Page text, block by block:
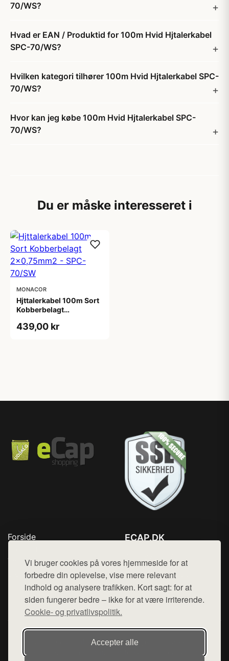
Vi bruger cookies på vores hjemmeside for at
forbedre din oplevelse, vise mere relevant
indhold og analysere trafikken. Kort sagt: for at
siden fungerer bedre – ikke for at være irriterende.
Cookie- og privatlivspolitik.
Accepter alle
70/WS?
Hvad er EAN / Produktid for 100m Hvid Hjtalerkabel
SPC-70/WS?
Hvilken kategori tilhører 100m Hvid Hjtalerkabel SPC-
70/WS?
Hvor kan jeg købe 100m Hvid Hjtalerkabel SPC-
70/WS?
Du er måske interesseret i
MONACOR
Hjttalerkabel 100m Sort
Kobberbelagt
70/SW
439,00 kr
Forside
Top Rabatter
Blog
Kontakt
ECAP.DK
Mail: hej@want.dk
Cookie- og privatlivspolitik
Denne side er en del af want.dk, der udgiver en række
hjemmesider med præsentation af forskellige produkter fra